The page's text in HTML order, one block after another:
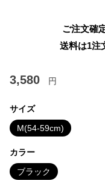
ご注文確
送料は1注
3,580 円
サイズ
M(54-59cm)
カラー
ブラック